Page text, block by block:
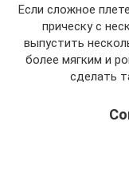
Если сложное
прическу с
выпустить
более мягким и
сделать